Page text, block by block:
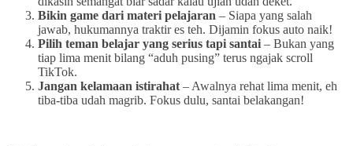
Bikin game dari materi pelajaran – Siapa yang salah
jawab, hukumannya traktir es teh. Dijamin fokus auto naik!
Pilih teman belajar yang serius tapi santai – Bukan yang
tiap lima menit bilang “aduh pusing” terus ngajak scroll
TikTok.
Jangan kelamaan istirahat– Awalnya rehat lima menit, eh
tiba-tiba udah magrib. Fokus dulu, santai belakangan!